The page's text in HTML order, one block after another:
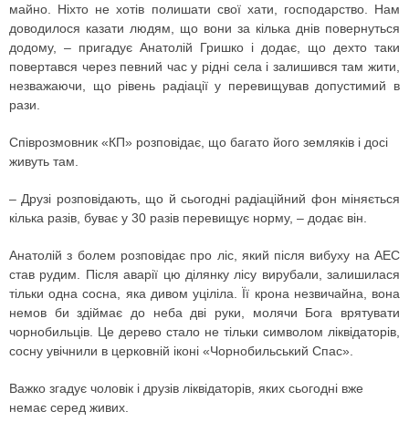
майно. Ніхто не хотів полишати свої хати, господарство. Нам
доводилося казати людям, що вони за кілька днів повернуться
додому, – пригадує Анатолій Гришко і додає, що дехто таки
повертався через певний час у рідні села і залишився там жити,
незважаючи, що рівень радіації у перевищував допустимий в
рази.
Співрозмовник «КП» розповідає, що багато його земляків і досі
живуть там.
– Друзі розповідають, що й сьогодні радіаційний фон міняється
кілька разів, буває у 30 разів перевищує норму, – додає він.
Анатолій з болем розповідає про ліс, який після вибуху на АЕС
став рудим. Після аварії цю ділянку лісу вирубали, залишилася
тільки одна сосна, яка дивом уціліла. Її крона незвичайна, вона
немов би здіймає до неба дві руки, молячи Бога врятувати
чорнобильців. Це дерево стало не тільки символом ліквідаторів,
сосну увічнили в церковній іконі «Чорнобильський Спас».
Важко згадує чоловік і друзів­ ліквідаторів, яких сьогодні вже
немає серед живих.